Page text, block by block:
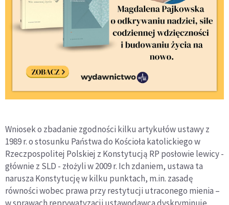
Wniosek o zbadanie zgodności kilku artykułów ustawy z
1989 r. o stosunku Państwa do Kościoła katolickiego w
Rzeczpospolitej Polskiej z Konstytucją RP posłowie lewicy -
głównie z SLD - złożyli w 2009 r. Ich zdaniem, ustawa ta
narusza Konstytucję w kilku punktach, m.in. zasadę
równości wobec prawa przy restytucji utraconego mienia –